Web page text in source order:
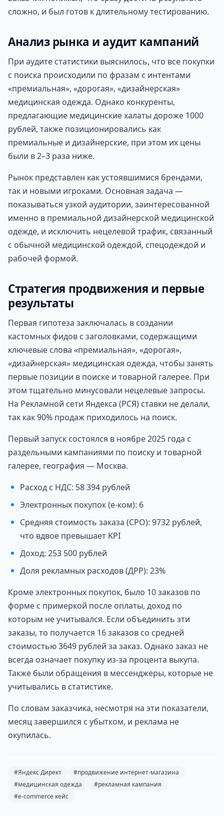
сложно, и был готов к длительному тестированию.
Анализ рынка и аудит кампаний
При аудите статистики выяснилось, что все покупки
с поиска происходили по фразам с интентами
«премиальная», «дорогая», «дизайнерская»
медицинская одежда. Однако конкуренты,
предлагающие медицинские халаты дороже 1000
рублей, также позиционировались как
премиальные и дизайнерские, при этом их цены
были в 2–3 раза ниже.
Рынок представлен как устоявшимися брендами,
так и новыми игроками. Основная задача —
показываться узкой аудитории, заинтересованной
именно в премиальной дизайнерской медицинской
одежде, и исключить нецелевой трафик, связанный
с обычной медицинской одеждой, спецодеждой и
рабочей формой.
Стратегия продвижения и первые
результаты
Первая гипотеза заключалась в создании
кастомных фидов с заголовками, содержащими
ключевые слова «премиальная», «дорогая»,
«дизайнерская» медицинская одежда, чтобы занять
первые позиции в поиске и товарной галерее. При
этом тщательно минусовали нецелевые запросы.
На Рекламной сети Яндекса (РСЯ) ставки не делали,
так как 90% продаж приходилось на поиск.
Первый запуск состоялся в ноябре 2025 года с
раздельными кампаниями по поиску и товарной
галерее, география — Москва.
Расход с НДС: 58 394 рублей
Электронных покупок (е-ком): 6
Средняя стоимость заказа (СРО): 9732 рублей,
что вдвое превышает KPI
Доход: 253 500 рублей
Доля рекламных расходов (ДРР): 23%
Кроме электронных покупок, было 10 заказов по
форме с примеркой после оплаты, доход по
которым не учитывался. Если объединить эти
заказы, то получается 16 заказов со средней
стоимостью 3649 рублей за заказ. Однако заказ не
всегда означает покупку из-за процента выкупа.
Также были обращения в мессенджеры, которые не
учитывались в статистике.
По словам заказчика, несмотря на эти показатели,
месяц завершился с убытком, и реклама не
окупилась.
#Яндекс Директ
#продвижение интернет-магазина
#медицинская одежда
#рекламная кампания
#e-commerce кейс